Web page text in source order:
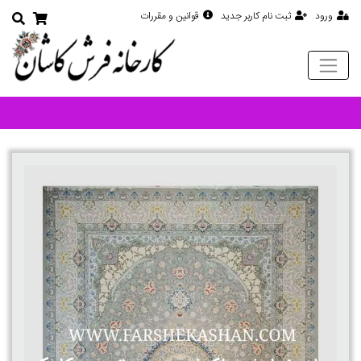
ورود ثبت نام کاربر جدید قوانین و مقررات